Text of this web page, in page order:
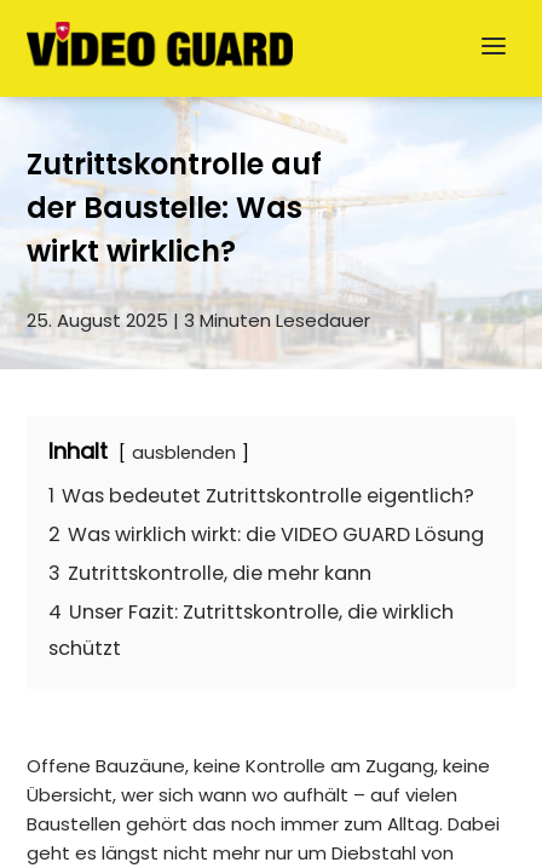
Jetzt anfragen
Dansk
Svenska
Zutrittskontrolle auf
der Baustelle: Was
wirkt wirklich?
25. August 2025 | 3 Minuten Lesedauer
Inhalt ausblenden
1 Was bedeutet Zutrittskontrolle eigentlich?
2 Was wirklich wirkt: die VIDEO GUARD Lösung
3 Zutrittskontrolle, die mehr kann
4 Unser Fazit: Zutrittskontrolle, die wirklich
schützt
Offene Bauzäune, keine Kontrolle am Zugang, keine
Übersicht, wer sich wann wo aufhält – auf vielen
Baustellen gehört das noch immer zum Alltag. Dabei
geht es längst nicht mehr nur um Diebstahl von